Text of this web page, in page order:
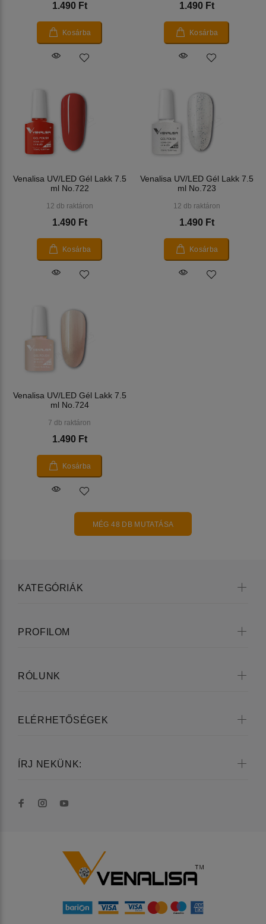
1.490 Ft
Kosárba
1.490 Ft
Kosárba
Venalisa UV/LED Gél Lakk 7.5
ml No.722
12 db raktáron
1.490 Ft
Kosárba
Venalisa UV/LED Gél Lakk 7.5
ml No.723
12 db raktáron
1.490 Ft
Kosárba
Venalisa UV/LED Gél Lakk 7.5
ml No.724
7 db raktáron
1.490 Ft
Kosárba
MÉG 48 DB MUTATÁSA
KATEGÓRIÁK
PROFILOM
RÓLUNK
ELÉRHETŐSÉGEK
ÍRJ NEKÜNK: